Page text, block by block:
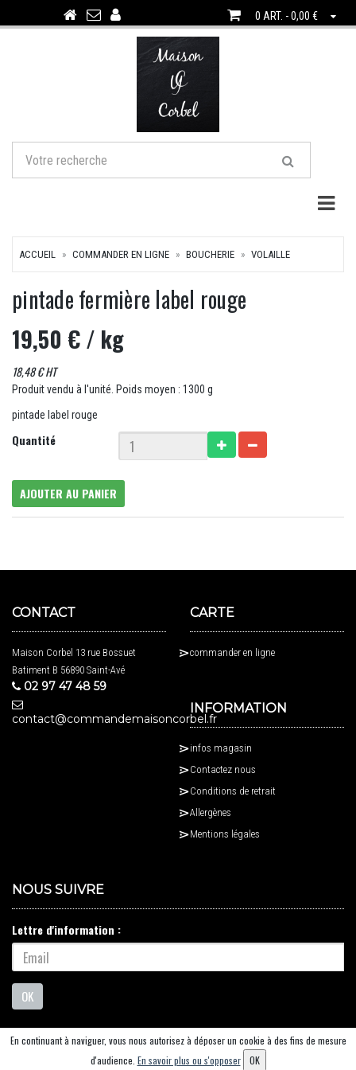
0 ART. - 0,00 €
ACCUEIL COMMANDER EN LIGNE BOUCHERIE VOLAILLE
pintade fermière label rouge
19,50 €/ kg
18,48 € HT
Produit vendu à l'unité. Poids moyen : 1300 g
pintade label rouge
Quantité
AJOUTER AU PANIER
CONTACT
Maison Corbel 13 rue Bossuet
Batiment B 56890 Saint-Avé
02 97 47 48 59
contact@commandemaisoncorbel.fr
CARTE
commander en ligne
INFORMATION
infos magasin
Contactez nous
Conditions de retrait
Allergènes
Mentions légales
NOUS SUIVRE
Lettre d'information :
OK
SaasFood - Logiciel de gestion de commande sur internet et en
En continuant à naviguer, vous nous autorisez à déposer un cookie à des fins de mesure
d'audience. En savoir plus ou s'opposer OK